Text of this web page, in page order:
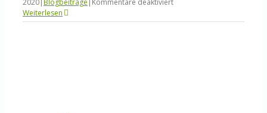
Weg
Weiterlesen